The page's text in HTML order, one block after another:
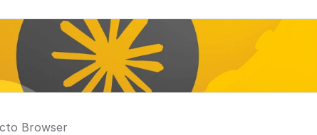
Browser